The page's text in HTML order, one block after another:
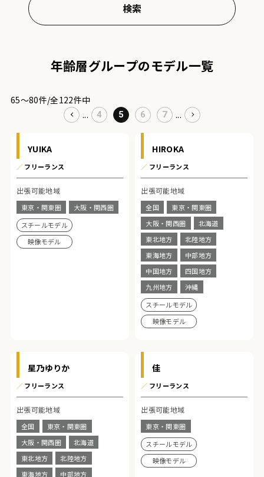
年齢層グループのモデル一覧
65〜80件/全122件中
...
4 5 6 7 ...
YUIKA
／フリーランス
出張可能地域
東京・関東圏
大阪・関西圏
スチールモデル
映像モデル
HIROKA
／ フリーランス
出張可能地域
全国
東京・関東圏
大阪・関西圏
北海道
東北地方
北陸地方
東海地方
中部地方
中国地方
四国地方
九州地方
沖縄
スチールモデル
映像モデル
星乃ゆりか
／フリーランス
出張可能地域
全国
東京・関東圏
大阪・関西圏
北海道
東北地方
北陸地方
東海地方
中部地方
佳
／ フリーランス
出張可能地域
東京・関東圏
スチールモデル
映像モデル